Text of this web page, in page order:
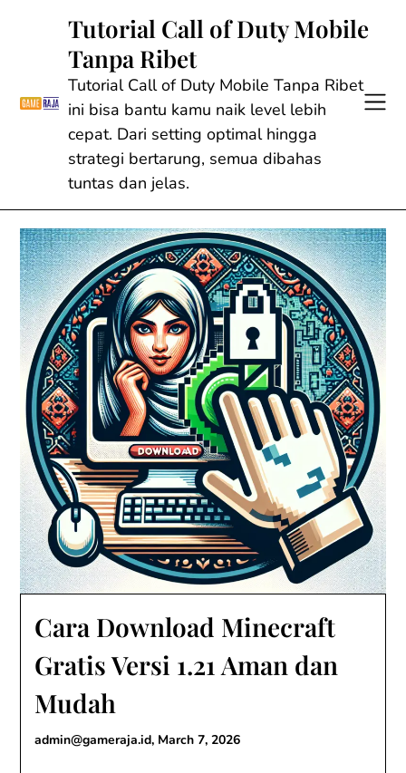
Tutorial Call of Duty Mobile
Tanpa Ribet
Tutorial Call of Duty Mobile Tanpa Ribet
ini bisa bantu kamu naik level lebih
cepat. Dari setting optimal hingga
strategi bertarung, semua dibahas
tuntas dan jelas.
Cara Download Minecraft
Gratis Versi 1.21 Aman dan
Mudah
admin@gameraja.id, March 7, 2026